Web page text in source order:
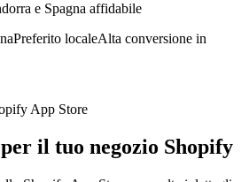
e Spagna affidabile
Preferito localeAlta conversione in
App Store
il tuo negozio Shopify